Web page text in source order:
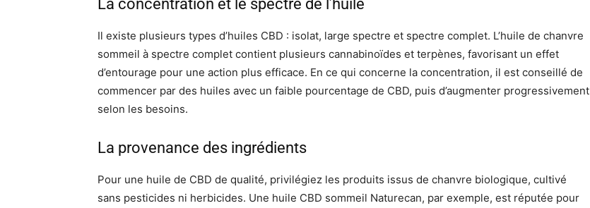
La concentration et le spectre de l’huile
Il existe plusieurs types d’huiles CBD : isolat, large spectre et spectre complet. L’huile de chanvre
sommeil à spectre complet contient plusieurs cannabinoïdes et terpènes, favorisant un effet
d’entourage pour une action plus efficace. En ce qui concerne la concentration, il est conseillé de
commencer par des huiles avec un faible pourcentage de CBD, puis d’augmenter progressivement
selon les besoins.
La provenance des ingrédients
Pour une huile de CBD de qualité, privilégiez les produits issus de chanvre biologique, cultivé
sans pesticides ni herbicides. Une huile CBD sommeil Naturecan, par exemple, est réputée pour